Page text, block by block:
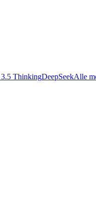
ThinkingDeepSeekAlle